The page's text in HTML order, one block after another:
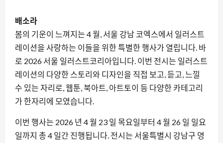
배소라
봄의 기운이 느껴지는 4 월, 서울 강남 코엑스에서 일러스트
레이션을 사랑하는 이들을 위한 특별한 행사가 열립니다. 바
로 2026 서울 일러스트코리아입니다. 이번 전시는 일러스트
레이션의 다양한 스토리와 디자인을 직접 보고, 듣고, 느낄
수 있는 자리로, 웹툰, 북아트, 아트토이 등 다양한 카테고리
가 한자리에 모였습니다.
이번 행사는 2026 년 4 월 23 일 목요일부터 4 월 26 일 일요
일까지 총 4 일간 진행됩니다. 전시는 서울특별시 강남구 영